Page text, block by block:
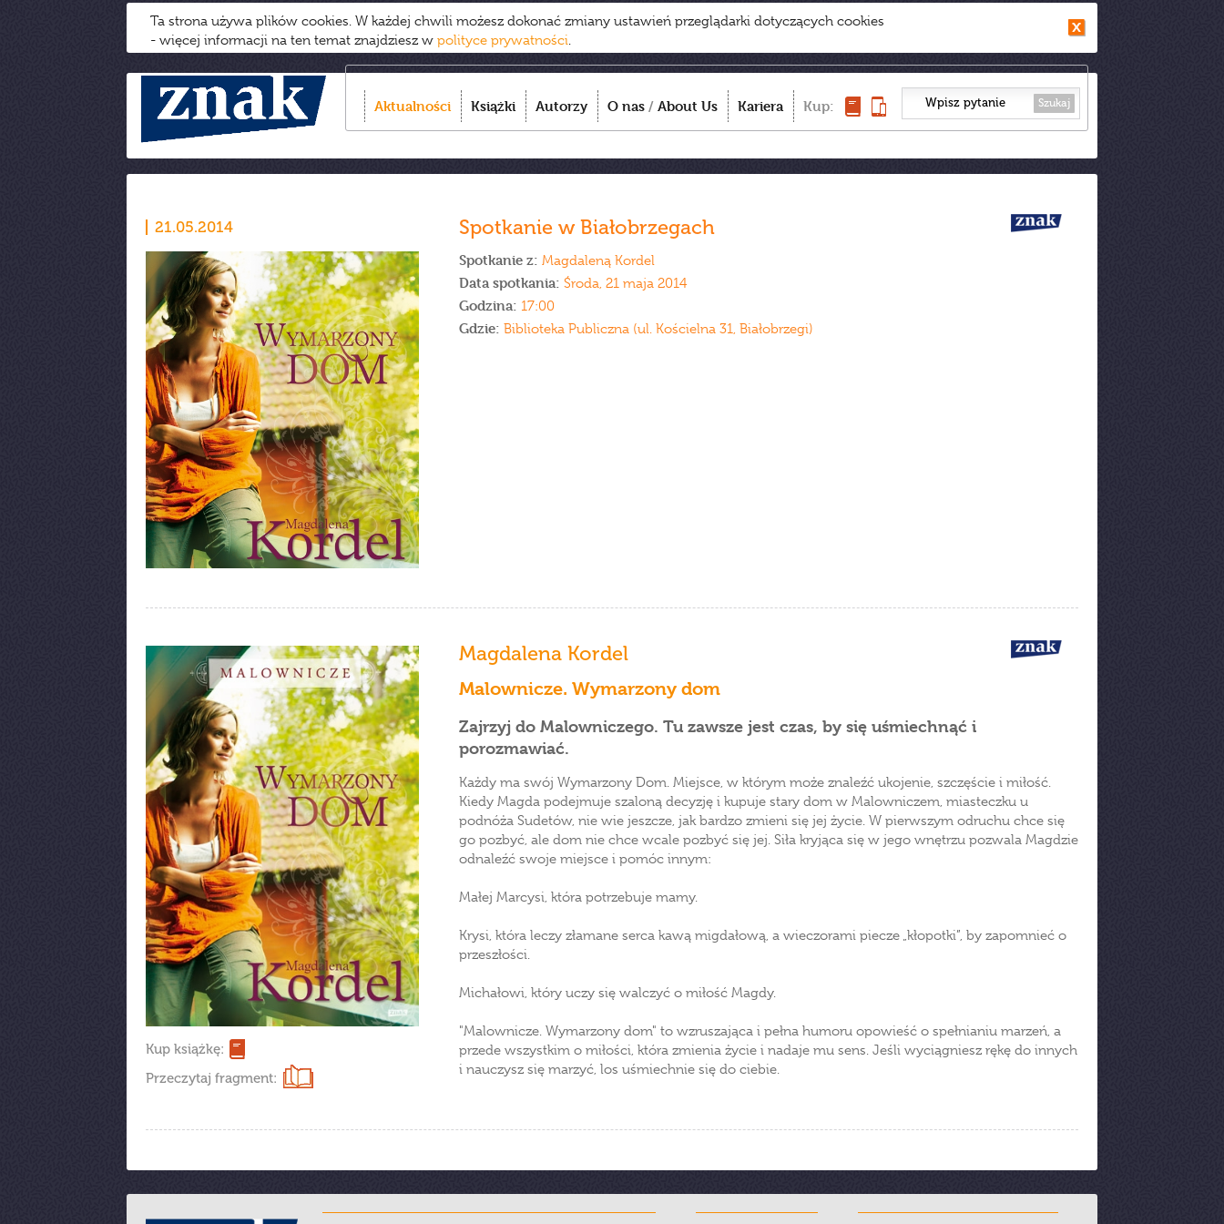
Ta strona używa plików cookies. W każdej chwili możesz dokonać zmiany ustawień przeglądarki dotyczących cookies
- więcej informacji na ten temat znajdziesz w polityce prywatności.
Aktualności Książki Autorzy O nas / About Us Kariera Kup: Szukaj
21.05.2014 Spotkanie w Białobrzegach
Spotkanie z: Magdaleną Kordel
Data spotkania: Środa, 21 maja 2014
Godzina: 17:00
Gdzie: Biblioteka Publiczna (ul. Kościelna 31, Białobrzegi)
Kup książkę:
Przeczytaj fragment:
Magdalena Kordel
Malownicze. Wymarzony dom
Zajrzyj do Malowniczego. Tu zawsze jest czas, by się uśmiechnąć i
porozmawiać.
Każdy ma swój Wymarzony Dom. Miejsce, w którym może znaleźć ukojenie, szczęście i miłość.
Kiedy Magda podejmuje szaloną decyzję i kupuje stary dom w Malowniczem, miasteczku u
podnóża Sudetów, nie wie jeszcze, jak bardzo zmieni się jej życie. W pierwszym odruchu chce się
go pozbyć, ale dom nie chce wcale pozbyć się jej. Siła kryjąca się w jego wnętrzu pozwala Magdzie
odnaleźć swoje miejsce i pomóc innym:
Małej Marcysi, która potrzebuje mamy.
Krysi, która leczy złamane serca kawą migdałową, a wieczorami piecze „kłopotki”, by zapomnieć o
przeszłości.
Michałowi, który uczy się walczyć o miłość Magdy.
"Malownicze. Wymarzony dom" to wzruszająca i pełna humoru opowieść o spełnianiu marzeń, a
przede wszystkim o miłości, która zmienia życie i nadaje mu sens. Jeśli wyciągniesz rękę do innych
i nauczysz się marzyć, los uśmiechnie się do ciebie.